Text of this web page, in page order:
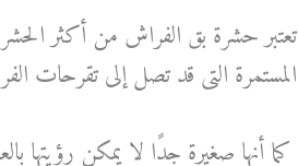
تعتبر حشرة بق الفراش من أكثر
المستمرة التى قد تصل إلى تقرحات
كما أنها صغيرة جدًا لا يمكن رؤيتها